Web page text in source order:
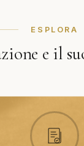
ESPLORA
e il